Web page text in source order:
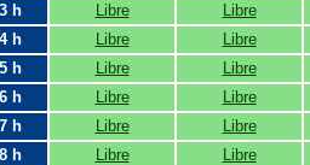
h
Libre Libre
h
Libre Libre
h
Libre Libre
h
Libre Libre
h
Libre Libre
h
Libre Libre